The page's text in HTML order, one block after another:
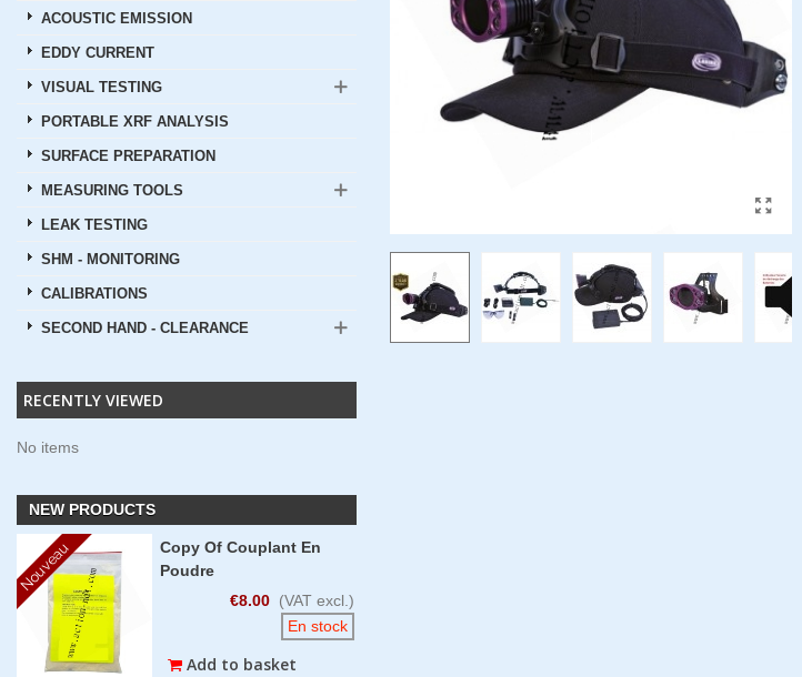
ACOUSTIC EMISSION
EDDY CURRENT
VISUAL TESTING
PORTABLE XRF ANALYSIS
SURFACE PREPARATION
MEASURING TOOLS
LEAK TESTING
SHM - MONITORING
CALIBRATIONS
SECOND HAND - CLEARANCE
RECENTLY VIEWED
No items
NEW PRODUCTS
Nouveau
Copy Of Couplant En
Poudre
€8.00 (VAT excl.)
En stock
Add to basket